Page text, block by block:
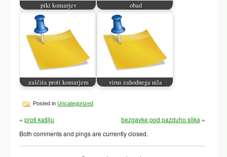
piki komarjev obad
zaščita proti komarjem virus zahodnega nila
Posted inUncategorized
«proti kašlju bezgavke pod pazduho slika »
Both comments and pings are currently closed.